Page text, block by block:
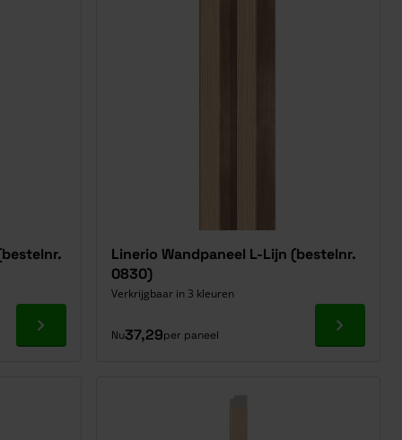
Ga naar product
Linerio Wandpaneel L-Lijn (bestelnr.
0830)
Verkrijgbaar in 3 kleuren
Nu37,29per paneel Ga naar